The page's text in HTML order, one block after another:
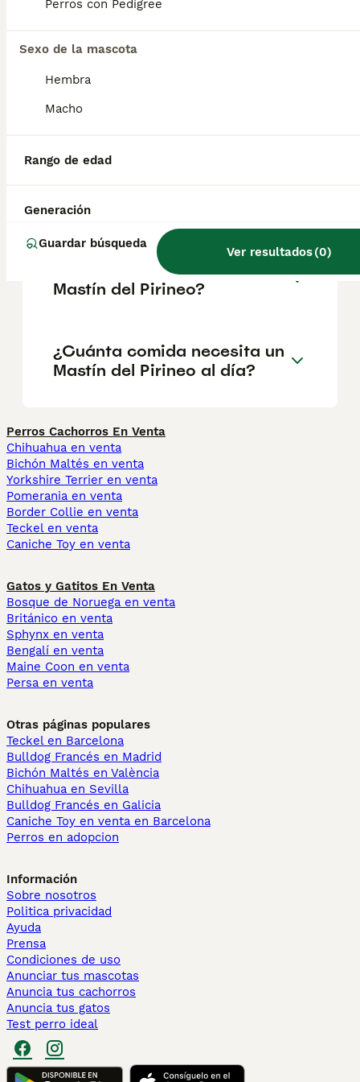
Perros con Pedigree
Sexo de la mascota
Hembra
Macho
Rango de edad
Generación
Guardar búsqueda
Ver resultados(0)
peligrosos.
¿Cuánto cuesta un cachorro
comer un mastín?
¿Cómo es el carácter del
Mastín del Pirineo?
¿Cuánta comida necesita un
Mastín del Pirineo al día?
Perros Cachorros En Venta
Chihuahua en venta
Bichón Maltés en venta
Yorkshire Terrier en venta
Pomerania en venta
Border Collie en venta
Teckel en venta
Caniche Toy en venta
Gatos y Gatitos En Venta
Bosque de Noruega en venta
Británico en venta
Sphynx en venta
Bengalí en venta
Maine Coon en venta
Persa en venta
Otras páginas populares
Teckel en Barcelona
Bulldog Francés en Madrid
Bichón Maltés en València
Chihuahua en Sevilla
Bulldog Francés en Galicia
Caniche Toy en venta en Barcelona
Perros en adopcion
Información
Sobre nosotros
Politica privacidad
Ayuda
Prensa
Condiciones de uso
Anunciar tus mascotas
Anuncia tus cachorros
Anuncia tus gatos
Test perro ideal